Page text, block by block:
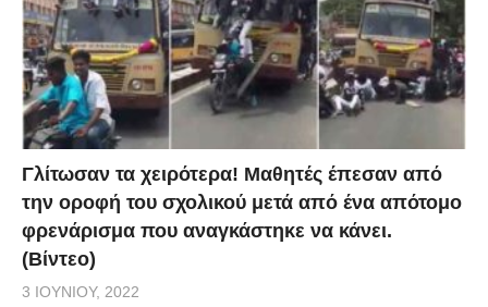
Γλίτωσαν τα χειρότερα! Μαθητές έπεσαν από
την οροφή του σχολικού μετά από ένα απότομο
φρενάρισμα που αναγκάστηκε να κάνει.
(Βίντεο)
3 ΙΟΥΝΊΟΥ, 2022